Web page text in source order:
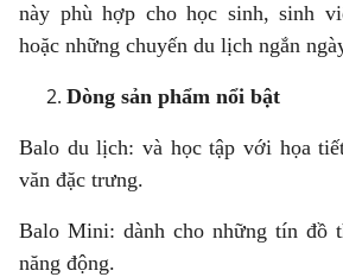
này phù hợp cho học sinh, sinh
hoặc những chuyến du lịch ngắn
Dòng sản phẩm nổi bật
Balo du lịch: và học tập với họa
văn đặc trưng.
Balo Mini: dành cho những tín đồ
năng động.